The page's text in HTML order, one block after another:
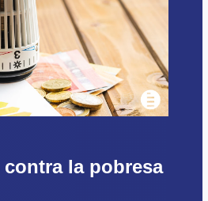
contra la pobresa